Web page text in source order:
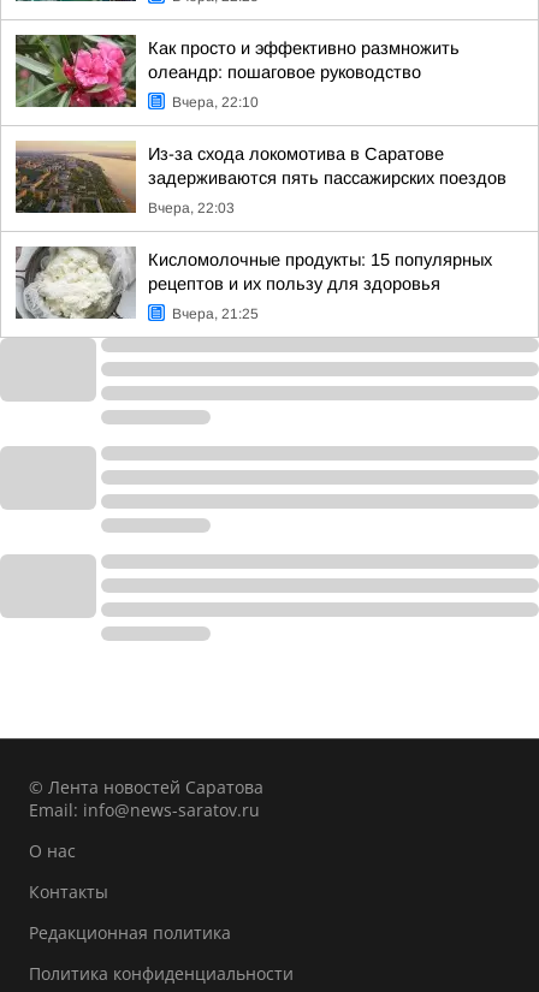
Как просто и эффективно размножить
олеандр: пошаговое руководство
Вчера, 22:10
Из-за схода локомотива в Саратове
задерживаются пять пассажирских поездов
Вчера, 22:03
Кисломолочные продукты: 15 популярных
рецептов и их пользу для здоровья
Вчера, 21:25
© Лента новостей Саратова
Email: info@news-saratov.ru
О нас
Контакты
Редакционная политика
Политика конфиденциальности